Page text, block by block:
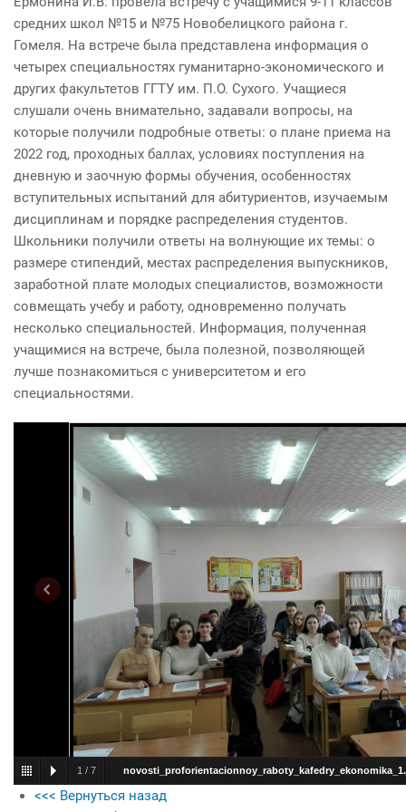
средних школ №15 и №75 Новобелицкого района г.
Гомеля. На встрече была представлена информация о
четырех специальностях гуманитарно-экономического и
других факультетов ГГТУ им. П.О. Сухого. Учащиеся
слушали очень внимательно, задавали вопросы, на
которые получили подробные ответы: о плане приема на
2022 год, проходных баллах, условиях поступления на
дневную и заочную формы обучения, особенностях
вступительных испытаний для абитуриентов, изучаемым
дисциплинам и порядке распределения студентов.
Школьники получили ответы на волнующие их темы: о
размере стипендий, местах распределения выпускников,
заработной плате молодых специалистов, возможности
совмещать учебу и работу, одновременно получать
несколько специальностей. Информация, полученная
учащимися на встрече, была полезной, позволяющей
лучше познакомиться с университетом и его
специальностями.
1 / 7
<<< Вернуться назад